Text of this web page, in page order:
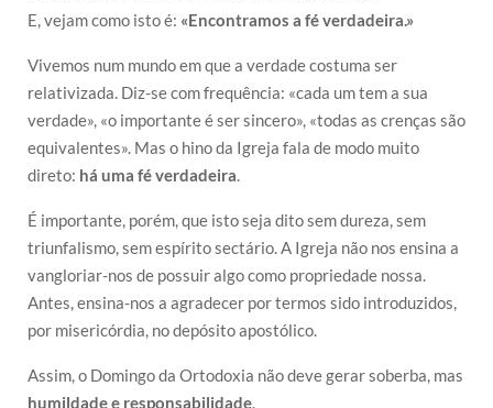
E, vejam como isto é: «Encontramos a fé verdadeira.»
Vivemos num mundo em que a verdade costuma ser
relativizada. Diz-se com frequência: «cada um tem a sua
verdade», «o importante é ser sincero», «todas as crenças são
equivalentes». Mas o hino da Igreja fala de modo muito
direto: há uma fé verdadeira.
É importante, porém, que isto seja dito sem dureza, sem
triunfalismo, sem espírito sectário. A Igreja não nos ensina a
vangloriar-nos de possuir algo como propriedade nossa.
Antes, ensina-nos a agradecer por termos sido introduzidos,
por misericórdia, no depósito apostólico.
Assim, o Domingo da Ortodoxia não deve gerar soberba, mas
humildade e responsabilidade.